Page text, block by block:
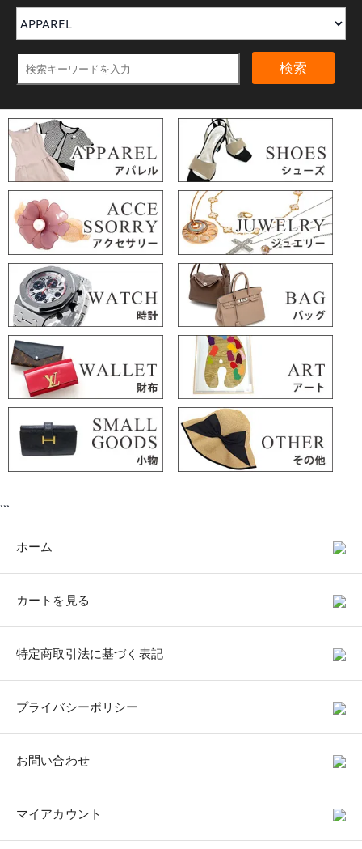
検索
```
ホーム
カートを見る
特定商取引法に基づく表記
プライバシーポリシー
お問い合わせ
マイアカウント